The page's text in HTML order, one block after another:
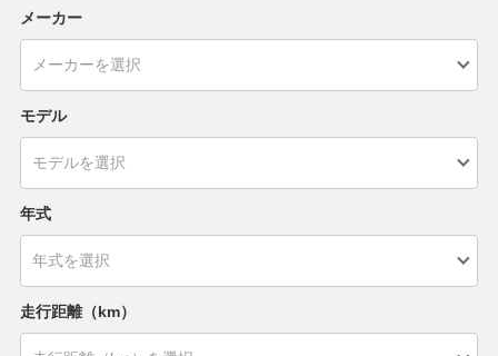
メーカー
モデル
年式
走行距離（km）